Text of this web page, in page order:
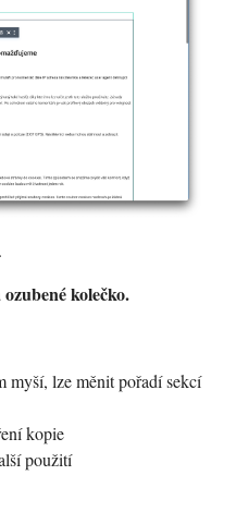
.
kolečko.
myší, lze měnit pořadí sekcí
kopie
použití